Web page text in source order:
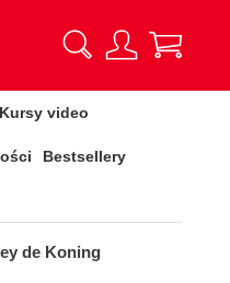
Kursy video
Bestsellery
de Koning